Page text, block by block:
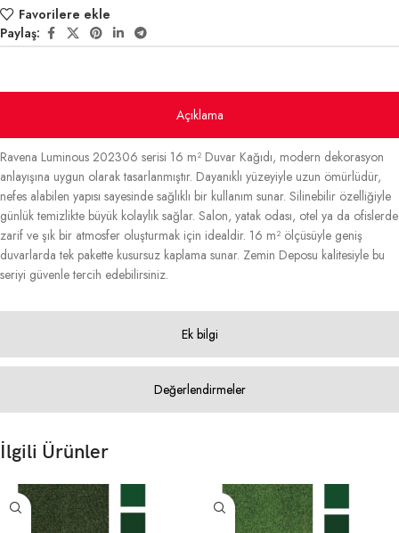
Favorilere ekle
Paylaş:
Açıklama
Ek bilgi
Değerlendirmeler
Ravena Luminous 202306 serisi 16 m² Duvar Kağıdı, modern dekorasyon
anlayışına uygun olarak tasarlanmıştır. Dayanıklı yüzeyiyle uzun ömürlüdür,
nefes alabilen yapısı sayesinde sağlıklı bir kullanım sunar. Silinebilir özelliğiyle
günlük temizlikte büyük kolaylık sağlar. Salon, yatak odası, otel ya da ofislerde
zarif ve şık bir atmosfer oluşturmak için idealdir. 16 m² ölçüsüyle geniş
duvarlarda tek pakette kusursuz kaplama sunar. Zemin Deposu kalitesiyle bu
seriyi güvenle tercih edebilirsiniz.
İlgili Ürünler